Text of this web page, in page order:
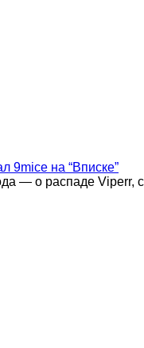
9mice на “Вписке”
— о распаде